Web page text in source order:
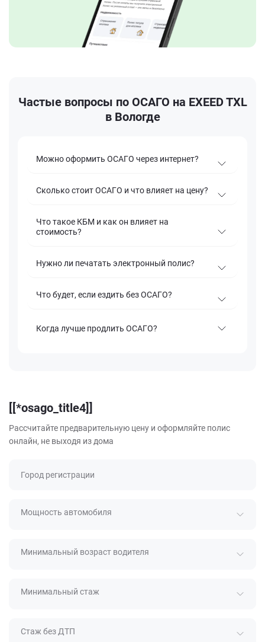
Частые вопросы по ОСАГО на EXEED TXL
в Вологде
Можно оформить ОСАГО через интернет?
Сколько стоит ОСАГО и что влияет на цену?
Что такое КБМ и как он влияет на
стоимость?
Нужно ли печатать электронный полис?
Что будет, если ездить без ОСАГО?
Когда лучше продлить ОСАГО?
[[*osago_title4]]
Рассчитайте предварительную цену и оформляйте полис
онлайн, не выходя из дома
Город регистрации
Мощность автомобиля
Минимальный возраст водителя
Минимальный стаж
Стаж без ДТП